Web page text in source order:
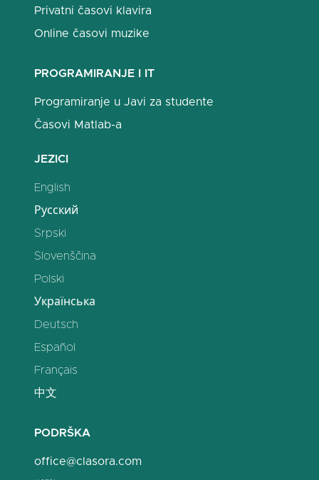
Privatni časovi klavira
Online časovi muzike
PROGRAMIRANJE I IT
Programiranje u Javi za studente
Časovi Matlab-a
JEZICI
English
Русский
Srpski
Slovenščina
Polski
Українська
Deutsch
Español
Français
中文
PODRŠKA
office@clasora.com